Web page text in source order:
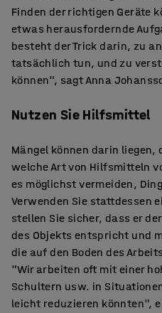
Finden der richtigen Geräte
etwas herausfordernde
besteht der Trick darin, zu
tatsächlich tun, und zu
können", sagt Anna
Nutzen Sie Hilfsmittel
Mängel können darin
welche Art von Hilfsmitteln
es möglichst vermeiden,
Verwenden Sie stattdessen
stellen Sie sicher, dass er
des Objekts entspricht und
die auf den Boden des
"Wir arbeiten oft mit einer
Schultern usw. in
leicht reduzieren könnten",